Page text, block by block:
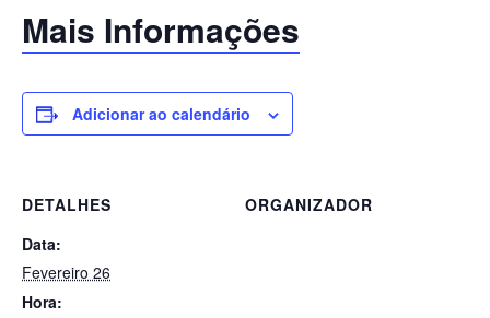
Mais Informações
Adicionar ao calendário
DETALHES
Data:
Fevereiro 26
Hora:
ORGANIZADOR